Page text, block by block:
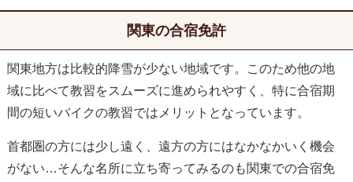
関東の合宿免許
関東地方は比較的降雪が少ない地域です。このため他の地
域に比べて教習をスムーズに進められやすく、特に合宿期
間の短いバイクの教習ではメリットとなっています。
首都圏の方には少し遠く、遠方の方にはなかなかいく機会
がない…そんな名所に立ち寄ってみるのも関東での合宿免